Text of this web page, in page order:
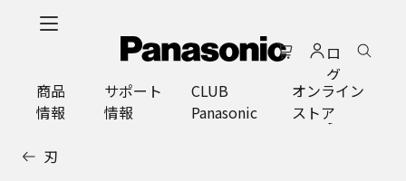
ロ
グ
イ
ン
商品
情報
サポート
情報
CLUB
Panasonic
オンライン
ストア
刃